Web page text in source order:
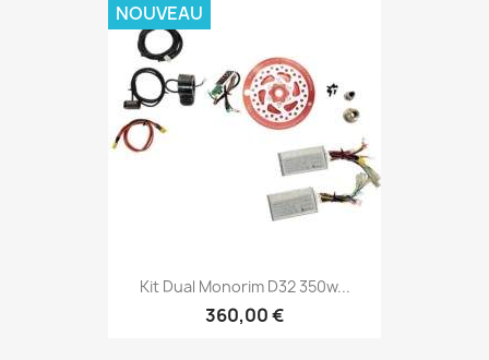
Kit Dual Monorim D32 350w...
360,00 €
NOUVEAU